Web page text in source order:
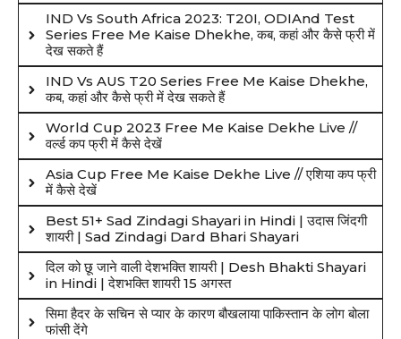
IND Vs South Africa 2023: T20I, ODIAnd Test
Series Free Me Kaise Dhekhe, कब, कहां और कैसे फ्री में
देख सकते हैं
IND Vs AUS T20 Series Free Me Kaise Dhekhe,
कब, कहां और कैसे फ्री में देख सकते हैं
World Cup 2023 Free Me Kaise Dekhe Live //
वर्ल्ड कप फ्री में कैसे देखें
Asia Cup Free Me Kaise Dekhe Live // एशिया कप फ्री
में कैसे देखें
Best 51+ Sad Zindagi Shayari in Hindi | उदास जिंदगी
शायरी | Sad Zindagi Dard Bhari Shayari
दिल को छू जाने वाली देशभक्ति शायरी | Desh Bhakti Shayari
in Hindi | देशभक्ति शायरी 15 अगस्त
सिमा हैदर के सचिन से प्यार के कारण बौखलाया पाकिस्तान के लोग बोला
फांसी देंगे